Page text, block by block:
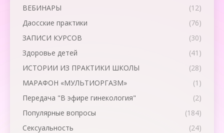
ВЕБИНАРЫ
(12)
Даосские практики
(76)
ЗАПИСИ КУРСОВ
(30)
Здоровье детей
(41)
ИСТОРИИ ИЗ ПРАКТИКИ ШКОЛЫ
(28)
МАРАФОН «МУЛЬТИОРГАЗМ»
(1)
Передача "В эфире гинекология"
(2)
Популярные вопросы
(184)
Сексуальность
(24)